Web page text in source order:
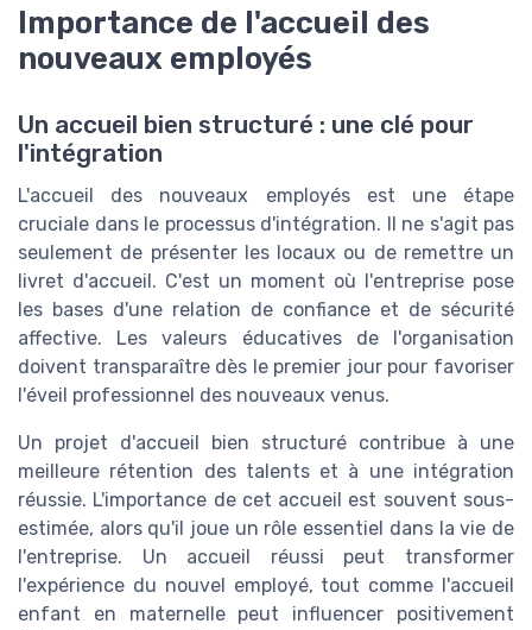
Importance de l'accueil des
nouveaux employés
Un accueil bien structuré : une clé pour
l'intégration
L'accueil des nouveaux employés est une étape
cruciale dans le processus d'intégration. Il ne s'agit pas
seulement de présenter les locaux ou de remettre un
livret d'accueil. C'est un moment où l'entreprise pose
les bases d'une relation de confiance et de sécurité
affective. Les valeurs éducatives de l'organisation
doivent transparaître dès le premier jour pour favoriser
l'éveil professionnel des nouveaux venus.
Un projet d'accueil bien structuré contribue à une
meilleure rétention des talents et à une intégration
réussie. L'importance de cet accueil est souvent sous-
estimée, alors qu'il joue un rôle essentiel dans la vie de
l'entreprise. Un accueil réussi peut transformer
l'expérience du nouvel employé, tout comme l'accueil
enfant en maternelle peut influencer positivement